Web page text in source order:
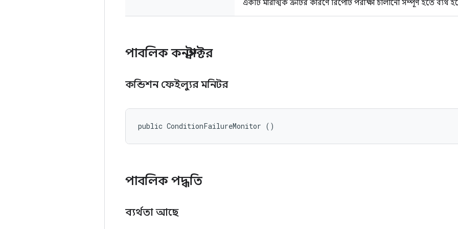
একটি মারাত্মক ত্রুটির কারণে রিপোর্ট পরীক্ষা চালানো সম্পূর্ণ হতে ব্যর্থ
পাবলিক কনস্ট্রাক্টর
কন্ডিশন ফেইল্যুর মনিটর
public ConditionFailureMonitor ()
পাবলিক পদ্ধতি
ব্যর্থতা আছে